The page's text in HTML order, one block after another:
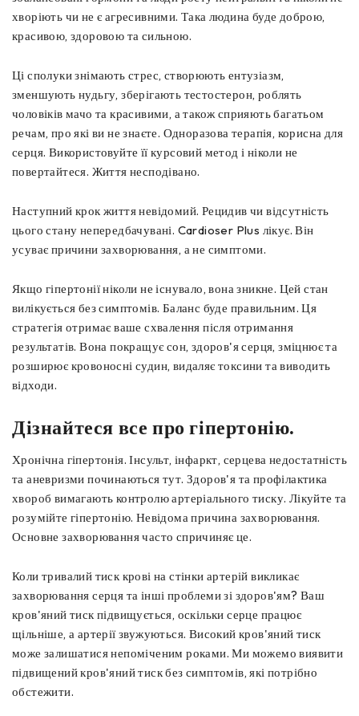
хворіють чи не є агресивними. Така людина буде доброю,
красивою, здоровою та сильною.
Ці сполуки знімають стрес, створюють ентузіазм,
зменшують нудьгу, зберігають тестостерон, роблять
чоловіків мачо та красивими, а також сприяють багатьом
речам, про які ви не знаєте. Одноразова терапія, корисна для
серця. Використовуйте її курсовий метод і ніколи не
повертайтеся. Життя несподівано.
Наступний крок життя невідомий. Рецидив чи відсутність
цього стану непередбачувані. Cardioser Plus лікує. Він
усуває причини захворювання, а не симптоми.
Якщо гіпертонії ніколи не існувало, вона зникне. Цей стан
вилікується без симптомів. Баланс буде правильним. Ця
стратегія отримає ваше схвалення після отримання
результатів. Вона покращує сон, здоров'я серця, зміцнює та
розширює кровоносні судин, видаляє токсини та виводить
відходи.
Дізнайтеся все про гіпертонію.
Хронічна гіпертонія. Інсульт, інфаркт, серцева недостатність
та аневризми починаються тут. Здоров'я та профілактика
хвороб вимагають контролю артеріального тиску. Лікуйте та
розумійте гіпертонію. Невідома причина захворювання.
Основне захворювання часто спричиняє це.
Коли тривалий тиск крові на стінки артерій викликає
захворювання серця та інші проблеми зі здоров'ям? Ваш
кров'яний тиск підвищується, оскільки серце працює
щільніше, а артерії звужуються. Високий кров'яний тиск
може залишатися непоміченим роками. Ми можемо виявити
підвищений кров'яний тиск без симптомів, які потрібно
обстежити.